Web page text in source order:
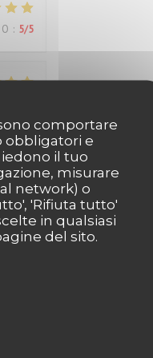
comportare
obbligatori e
il tuo
misurare
network) o
'Rifiuta tutto'
in qualsiasi
del sito.
: 5/5
: 5/5